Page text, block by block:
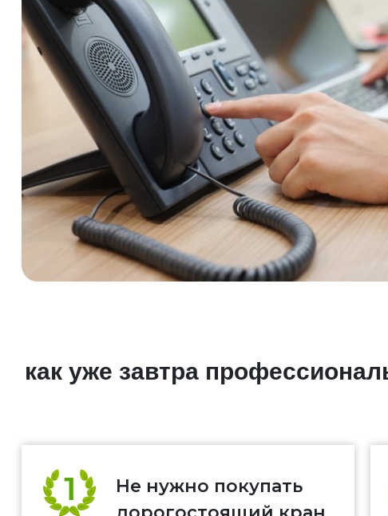
как уже завтра
Не нужно покупать